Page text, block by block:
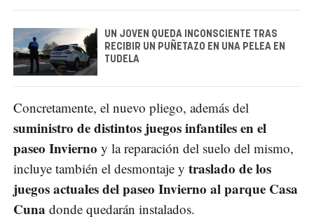
UN JOVEN QUEDA INCONSCIENTE TRAS
RECIBIR UN PUÑETAZO EN UNA PELEA EN
TUDELA
Concretamente, el nuevo pliego, además del
suministro de distintos juegos infantiles en el
paseo Invierno y la reparación del suelo del mismo,
incluye también el desmontaje y traslado de los
juegos actuales del paseo Invierno al parque Casa
Cuna donde quedarán instalados.